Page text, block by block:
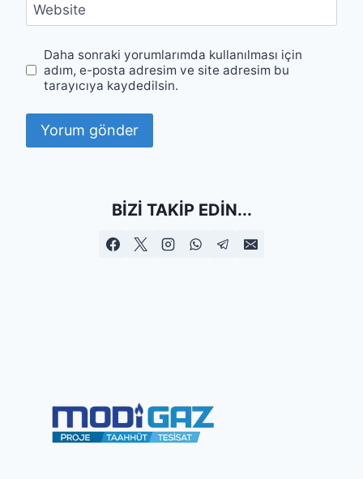
Website
Daha sonraki yorumlarımda kullanılması için
adım, e-posta adresim ve site adresim bu
tarayıcıya kaydedilsin.
BIZI TAKIP EDIN...